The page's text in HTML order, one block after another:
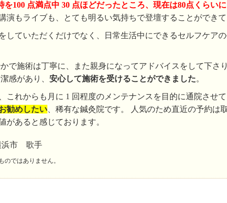
を100 点満点中 30 点ほどだったところ、現在は80点くらい
演もライブも、とても明るい気持ちで登壇することができ
していただくだけでなく、日常生活中にできるセルフケア
で施術は丁寧に、また親身になってアドバイスをして下さ
感があり、 安心して施術を受けることができました。
これからも月に 1 回程度のメンテナンスを目的に通院させ
勧めしたい 、稀有な鍼灸院です。 人気のため直近の予約は
があると感じております。
市 歌手
ではありません。